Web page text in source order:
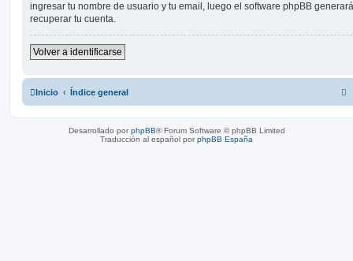
ingresar tu nombre de usuario y tu email, luego el software phpBB
recuperar tu cuenta.
Volver a identificarse
Inicio Índice general
Desarrollado porphpBB® Forum Software © phpBB Limited
Traducción al español porphpBB España